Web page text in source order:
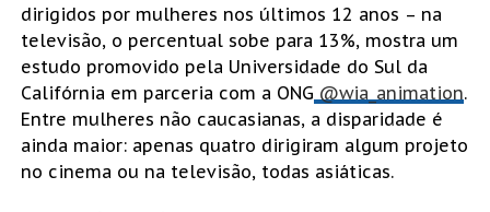
dirigidos por mulheres nos últimos 12 anos – na
televisão, o percentual sobe para 13%, mostra um
estudo promovido pela Universidade do Sul da
Califórnia em parceria com a ONG @wia_animation.
Entre mulheres não caucasianas, a disparidade é
ainda maior: apenas quatro dirigiram algum projeto
no cinema ou na televisão, todas asiáticas.